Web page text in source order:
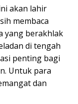
akan lahir
membaca
yang berakhlak
di tengah
penting bagi
Untuk para
dan